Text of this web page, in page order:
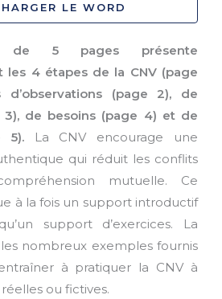
LE WORD
de 5 pages présente
les 4 étapes de la CNV (page
d’observations (page 2), de
3), de besoins (page 4) et de
5).La CNV encourage une
qui réduit les conflits
mutuelle. Ce
à la fois un support introductif
support d’exercices. La
nombreux exemples fournis
à pratiquer la CNV à
ou fictives.